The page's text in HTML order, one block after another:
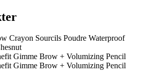
Crayon Sourcils Poudre Waterproof
Gimme Brow + Volumizing Pencil
Gimme Brow + Volumizing Pencil